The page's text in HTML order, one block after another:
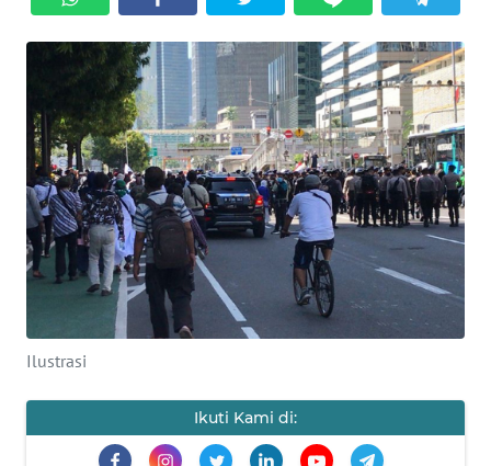
Ilustrasi
Ikuti Kami di:
EKUIN
SAINS-TEKNO
KESEHATAN
INTERNASIONAL
SERBA-SERBI
PENDIDIKAN